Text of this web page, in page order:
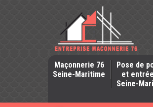
Maçonnerie 76
Seine-Maritime
Pose de
et
Seine-